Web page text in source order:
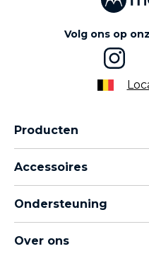
Volg ons op
Producten
moto g-familie
thinkphone by motorola
Accessoires
moto tag
Ondersteuning
Over ons